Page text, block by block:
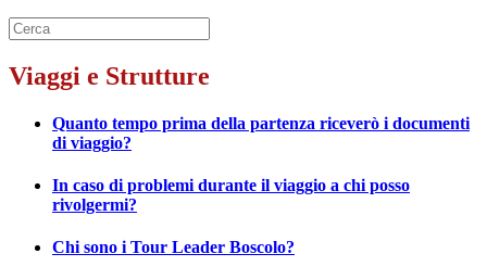
Viaggi e Strutture
Quanto tempo prima della partenza riceverò i documenti
di viaggio?
In caso di problemi durante il viaggio a chi posso
rivolgermi?
Chi sono i Tour Leader Boscolo?